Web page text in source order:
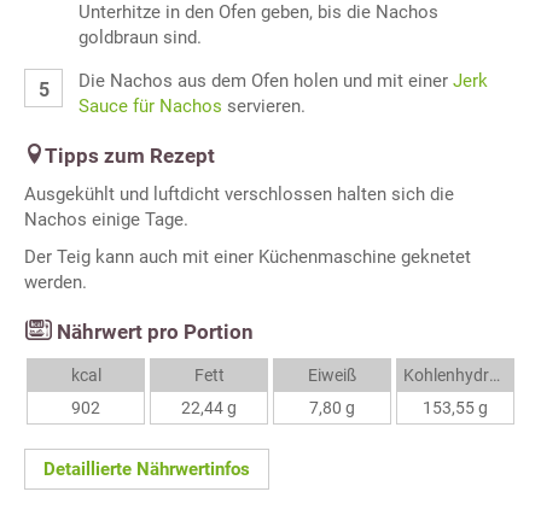
Unterhitze in den Ofen geben, bis die Nachos
goldbraun sind.
Die Nachos aus dem Ofen holen und mit einer Jerk
Sauce für Nachos servieren.
Tipps zum Rezept
Ausgekühlt und luftdicht verschlossen halten sich die
Nachos einige Tage.
Der Teig kann auch mit einer Küchenmaschine geknetet
werden.
Nährwert pro Portion
kcal
902
Fett
22,44 g
Eiweiß
7,80 g
Kohlenhydrate
153,55 g
Detaillierte Nährwertinfos